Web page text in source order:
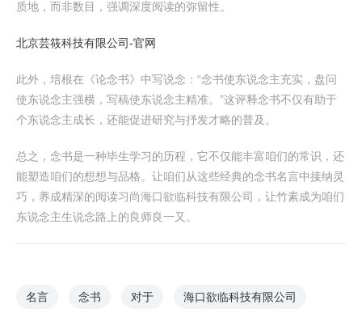
质地，而非数目，强调深度阅读的弥留性。
北京芸筱科技有限公司-官网
此外，培根在《论念书》中写说念：“念书使东说念主充实，盘问
使东说念主强横，写稿使东说念主精准。”这评释念书不仅有助于
个东说念主成长，还能促进研究与抒发才略的普及。
总之，念书是一种毕生学习的历程，它不仅能丰富咱们的常识，还
能塑造咱们的想想与品格。让咱们从这些经典的念书名言中接纳灵
巧，养成精深的阅读习尚海口欲临科技有限公司，让竹素成为咱们
东说念主生说念路上的良师良一又。
名言 念书 对于 海口欲临科技有限公司